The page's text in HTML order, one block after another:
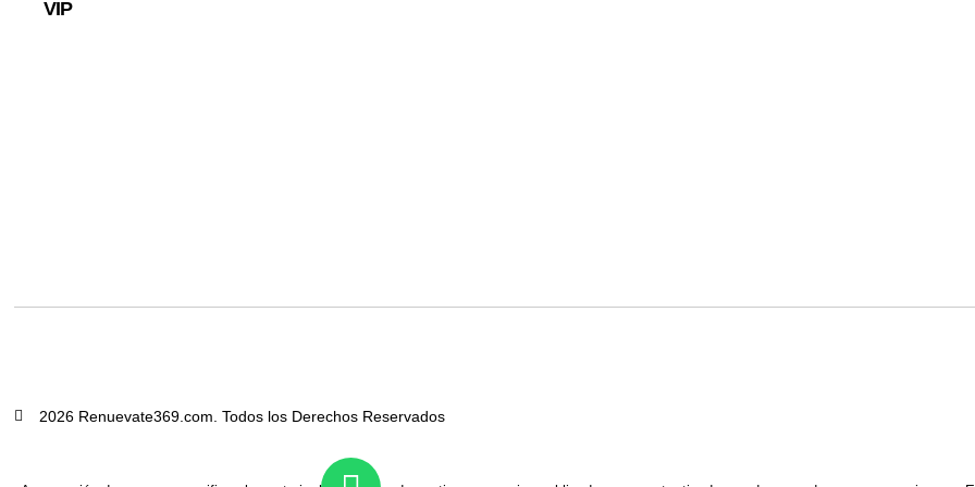
VIP
2026 Renuevate369.com. Todos los Derechos Reservados